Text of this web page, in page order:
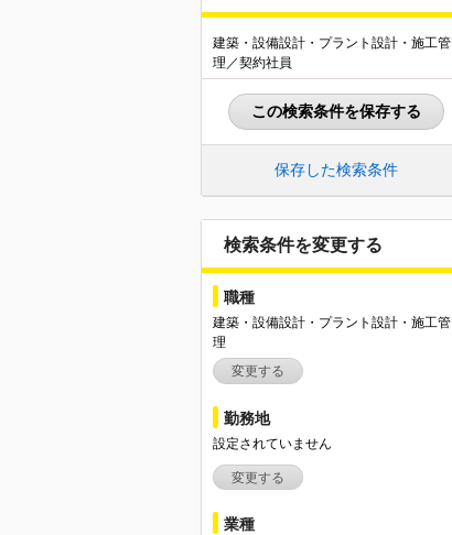
建築・設備設計・プラント設計・施工管
理／契約社員
この検索条件を保存する
保存した検索条件
検索条件を変更する
職種
建築・設備設計・プラント設計・施工管
理
変更する
勤務地
設定されていません
変更する
業種